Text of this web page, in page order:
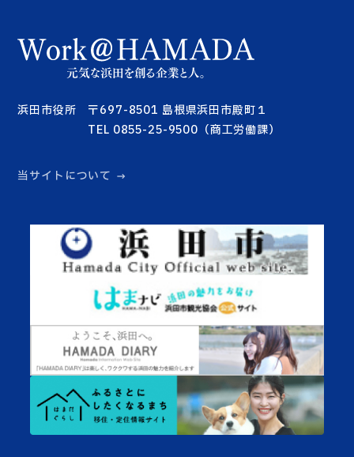
浜田市役所 〒697-8501 島根県浜田市殿町１
TEL 0855-25-9500（商工労働課）
当サイトについて